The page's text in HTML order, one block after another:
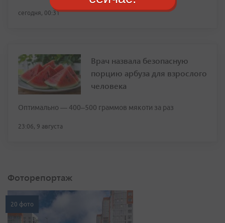
сегодня, 00:31
Врач назвала безопасную
порцию арбуза для взрослого
человека
Оптимально — 400–500 граммов мякоти за раз
23:06, 9 августа
Фоторепортаж
20 фото